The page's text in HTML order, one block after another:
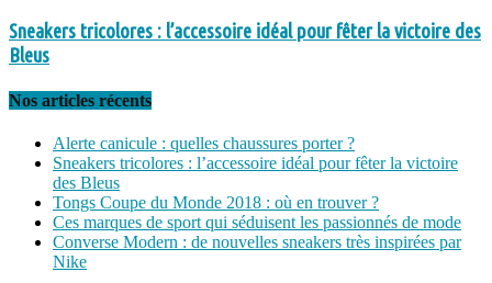
Sneakers tricolores : l’accessoire idéal pour fêter la victoire des
Bleus
Nos articles récents
Alerte canicule : quelles chaussures porter ?
Sneakers tricolores : l’accessoire idéal pour fêter la victoire
des Bleus
Tongs Coupe du Monde 2018 : où en trouver ?
Ces marques de sport qui séduisent les passionnés de mode
Converse Modern : de nouvelles sneakers très inspirées par
Nike